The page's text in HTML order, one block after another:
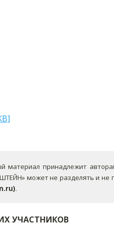
материал принадлежит
может не разделять и
.
УЧАСТНИКОВ